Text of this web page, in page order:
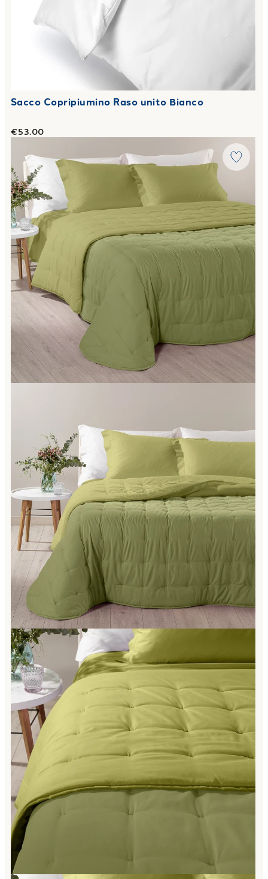
Sacco Copripiumino Raso unito Bianco
€53.00
Trapunta Calduccia mia in Microfibra 150 gr/mq